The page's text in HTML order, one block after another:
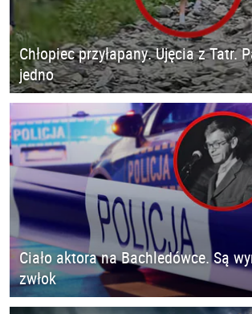
Chłopiec przyłapany. Ujęcia z Tatr.
jedno
Ciało aktora na Bachledówce. Są
zwłok